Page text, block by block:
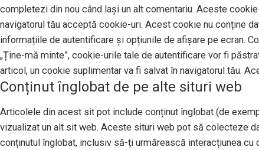
completezi din nou când lași un alt comentariu. Aceste
navigatorul tău acceptă cookie-uri. Acest cookie nu conține
informațiile de autentificare și opțiunile de afișare pe ecran.
„Ține-mă minte”, cookie-urile tale de autentificare vor fi
articol, un cookie suplimentar va fi salvat în navigatorul tău.
Conținut înglobat de pe alte situri web
Articolele din acest sit pot include conținut înglobat (de
vizualizat un alt sit web. Aceste situri web pot să colecteze
conținutul înglobat, inclusiv să-ți urmărească interacțiunea